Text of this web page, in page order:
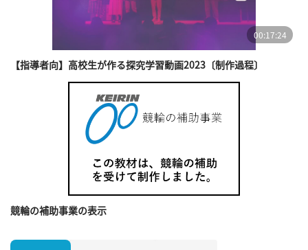
00:17:24
【指導者向】高校生が作る探究学習動画2023〔制作過程〕
競輪の補助事業の表示